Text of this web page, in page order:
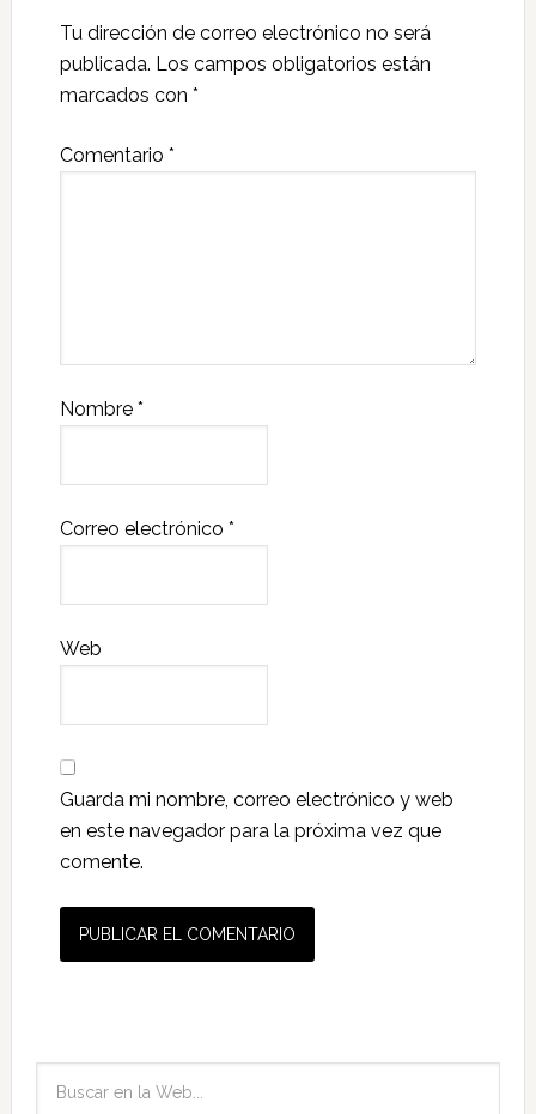
Tu dirección de correo electrónico no será
publicada. Los campos obligatorios están
marcados con *
Comentario *
Nombre *
Correo electrónico *
Web
Guarda mi nombre, correo electrónico y web
en este navegador para la próxima vez que
comente.